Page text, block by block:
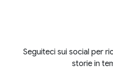
Seguiteci sui social per
storie in